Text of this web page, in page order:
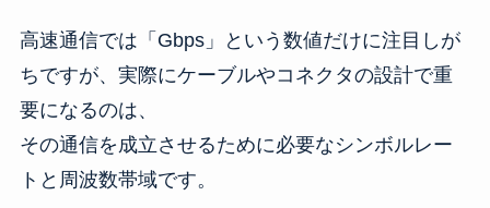
高速通信では「Gbps」という数値だけに注目しが
ちですが、実際にケーブルやコネクタの設計で重
要になるのは、
その通信を成立させるために必要なシンボルレー
トと周波数帯域です。